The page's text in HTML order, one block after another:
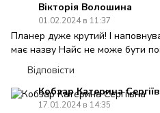
Вікторія Волошина
01.02.2024 в 11:37
Планер дуже крутий! І
має назву Найс не може бути
Відповісти
Кобзар Катерина
17.01.2024 в 14:35